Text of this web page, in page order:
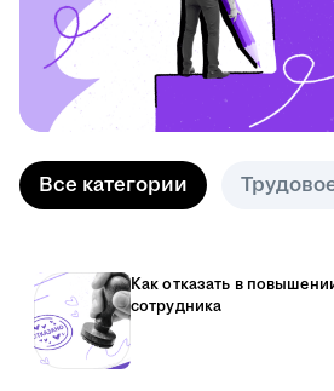
Все категории
Как отказать в
сотрудника